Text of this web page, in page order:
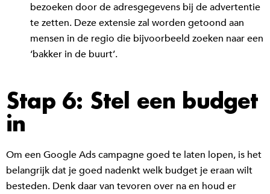
bezoeken door de adresgegevens bij de advertentie
te zetten. Deze extensie zal worden getoond aan
mensen in de regio die bijvoorbeeld zoeken naar een
‘bakker in de buurt’.
Stap 6: Stel een budget
in
Om een Google Ads campagne goed te laten lopen, is het
belangrijk dat je goed nadenkt welk budget je eraan wilt
besteden. Denk daar van tevoren over na en houd er